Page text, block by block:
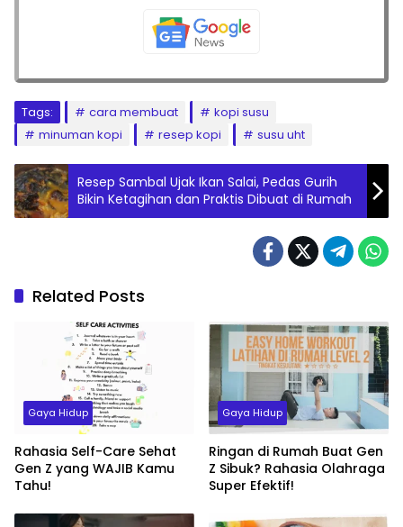
Tags: cara membuat
kopi susu
minuman kopi
resep kopi susu uht
Resep Sambal Ujak Ikan Salai, Pedas Gurih
Bikin Ketagihan dan Praktis Dibuat di Rumah
Related Posts
Gaya Hidup
Rahasia Self-Care Sehat
Gen Z yang WAJIB Kamu
Tahu!
Gaya Hidup
Ringan di Rumah Buat Gen
Z Sibuk? Rahasia Olahraga
Super Efektif!